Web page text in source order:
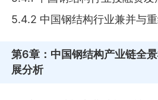
5.4.2 中国钢结构行业兼并与
第6章 ：中国钢结构产业链全
展分析